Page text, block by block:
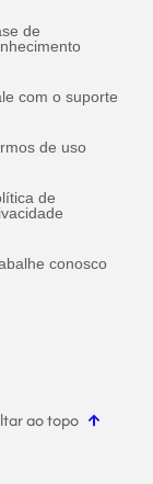
de
com o suporte
de uso
de
conosco
ao topo